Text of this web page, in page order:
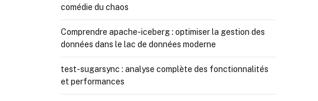
comédie du chaos
Comprendre apache-iceberg : optimiser la gestion des
données dans le lac de données moderne
test-sugarsync : analyse complète des fonctionnalités
et performances